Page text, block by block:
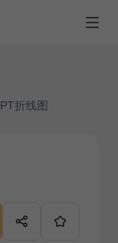
折线图